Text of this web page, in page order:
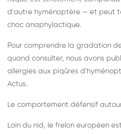
d'autre hyménoptère — et peut
choc anaphylactique.
Pour comprendre la gradation
quand consulter, nous avons
allergies aux piqûres
Actus.
Le comportement défensif
Loin du nid, le frelon européen